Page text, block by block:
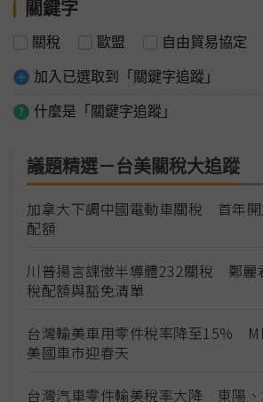
關鍵字
關稅 歐盟 自由貿易協定
加入已選取到「關鍵字追蹤」
什麼是「關鍵字追蹤」
議題精選－台美關稅大追蹤
加拿大下調中國電動車關稅 首年
配額
川普揚言課徵半導體232關稅 鄭麗
稅配額與豁免清單
台灣輸美車用零件稅率降至15%
美國車市迎春天
台灣汽車零件輸美稅率大降 東陽